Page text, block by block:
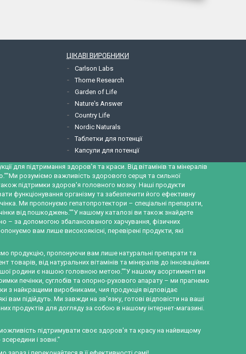
ЦІКАВІ ВИРОБНИКИ
Carlson Labs
Thorne Research
Garden of Life
Nature's Answer
Country Life
Nordic Naturals
Таблетки для потенції
Капсули для потенції
для підтримання здоров'я та краси. Від вітамінів та мінералів
розуміємо важливість здорового серця та сильної
підтримки здоров'я головного мозку. Наші продукти
функціонування організму та забезпечити його ефективну
Ми пропонуємо гепатопротектори – спеціальні препарати,
від пошкоджень.""У нашому каталозі ви також знайдете
– за допомогою збалансованого харчування, фізичних
вам лише високоякісні, перевірені продукти, які
продукцію, пропонуючи вам лише натуральні препарати та
від натуральних вітамінів та мінералів до інноваційних
родини є нашою головною метою.""У нашому асортименті ви
печінки, суглобів та опорно-рухового апарату – ми прагнемо
з найкращими виробниками, чия продукція відповідає
підійдуть. Ми завжди на зв'язку, готові відповісти на ваші
продуктів для догляду за собою в нашому інтернет-магазині.
підтримувати своє здоров'я та красу на найвищому
і зовні."